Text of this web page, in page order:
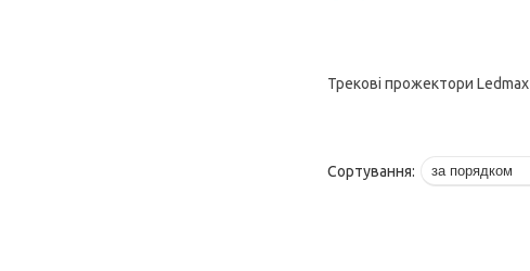
Трекові прожектори Ledmax